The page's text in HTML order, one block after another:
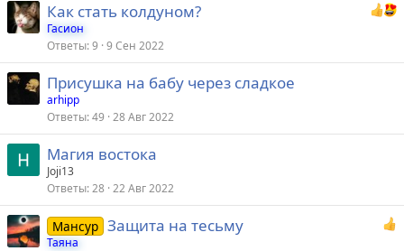
Как стать колдуном?
Гасион
Ответы 9 9 Сен 2022
Присушка на бабу через сладкое
arhipp
Ответы 49 28 Авг 2022
Магия востока
Joji13
Ответы 28 22 Авг 2022
Мансур Защита на тесьму
Таяна